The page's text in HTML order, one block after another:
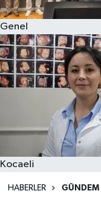
Genel
Kocaeli
HABERLER GÜNDEM